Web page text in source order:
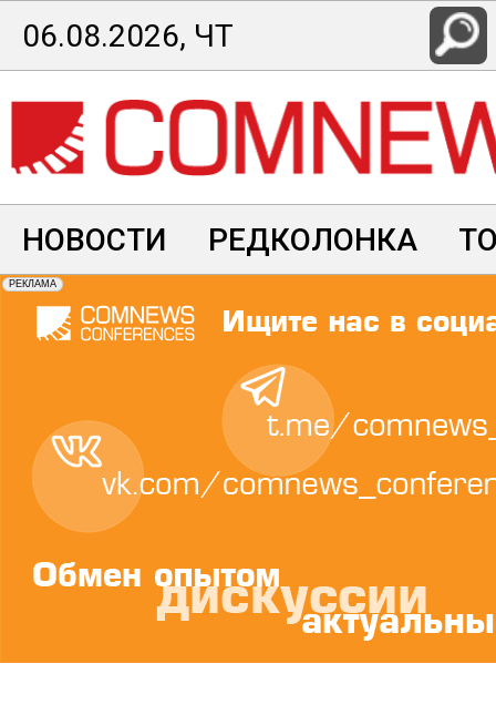
Перейти
к
основному
содержанию
06.08.2026, ЧТ
НОВОСТИ РЕДКОЛОНКА